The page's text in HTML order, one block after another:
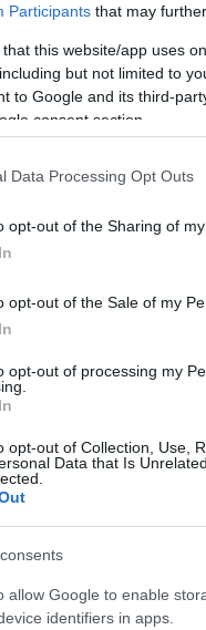
Participants that may
that this website/app uses
but not limited to
to Google and its third-
consent section.
Data Processing Opt Outs
opt-out of the Sharing of
opt-out of the Sale of my
opt-out of processing my
opt-out of Collection, Use,
Data that Is
allow Google to enable
identifiers in apps.
világnapja nevelőszülő